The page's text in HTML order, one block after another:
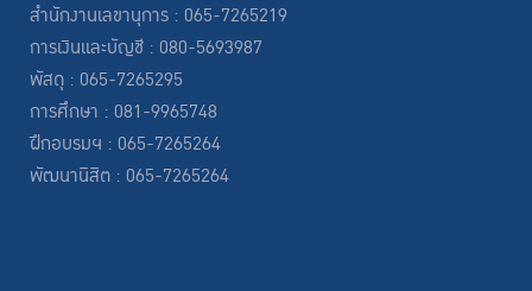
สำนักงานเลขานุการ : 065-7265219
การเงินและบัญชี : 080-5693987
พัสดุ : 065-7265295
การศึกษา : 081-9965748
ฝึกอบรมฯ : 065-7265264
พัฒนานิสิต : 065-7265264